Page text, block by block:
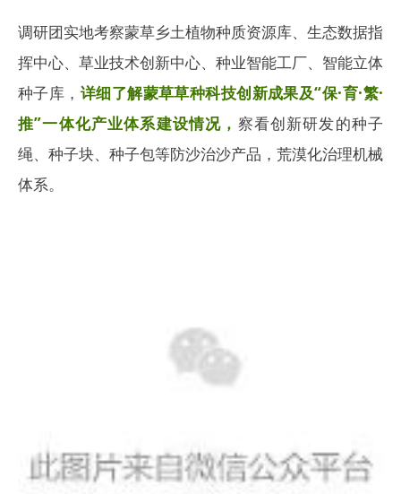
调研团实地考察蒙草乡土植物种质资源库、生态数据指
挥中心、草业技术创新中心、种业智能工厂、智能立体
种子库， 详细了解蒙草草种科技创新成果及“保·育·繁·
推”一体化产业体系建设情况， 察看创新研发的种子
绳、种子块、种子包等防沙治沙产品，荒漠化治理机械
体系。